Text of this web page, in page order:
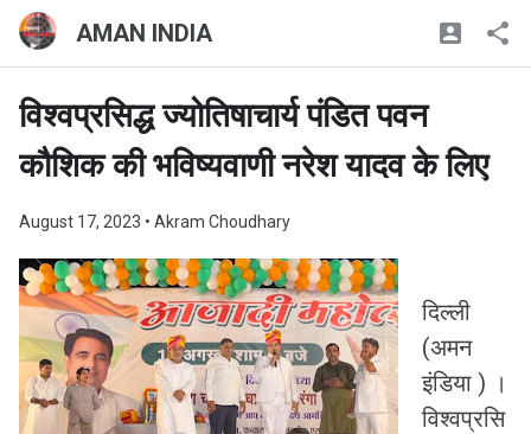
AMAN INDIA
विश्वप्रसिद्ध ज्योतिषाचार्य पंडित पवन
कौशिक की भविष्यवाणी नरेश यादव के लिए
August 17, 2023 • Akram Choudhary
दिल्ली
(अमन
इंडिया ) ।
विश्वप्रसि